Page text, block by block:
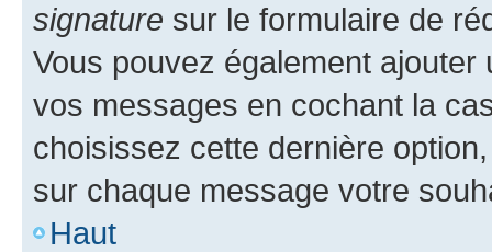
signature sur le formulaire de
Vous pouvez également
vos messages en cochant la
choisissez cette dernière
sur chaque message votre
Haut